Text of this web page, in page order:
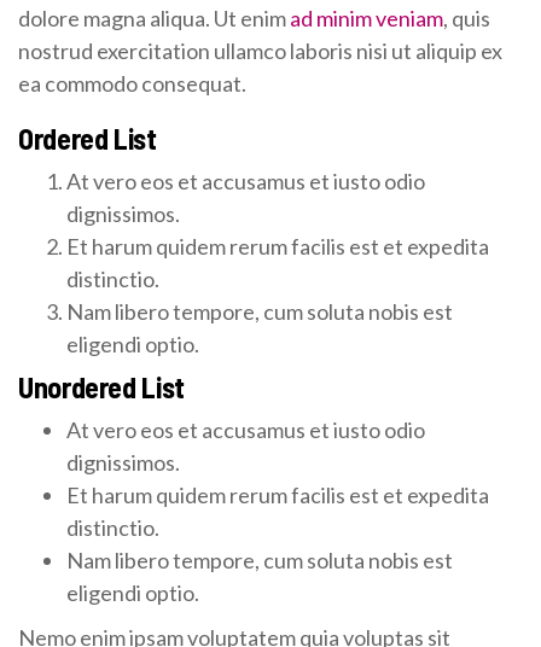
dolore magna aliqua. Ut enimad minim veniam, quis
nostrud exercitation ullamco laboris nisi ut aliquip ex
ea commodo consequat.
Ordered List
At vero eos et accusamus et iusto odio
dignissimos.
Et harum quidem rerum facilis est et expedita
distinctio.
Nam libero tempore, cum soluta nobis est
eligendi optio.
Unordered List
At vero eos et accusamus et iusto odio
dignissimos.
Et harum quidem rerum facilis est et expedita
distinctio.
Nam libero tempore, cum soluta nobis est
eligendi optio.
Nemo enim ipsam voluptatem quia voluptas sit